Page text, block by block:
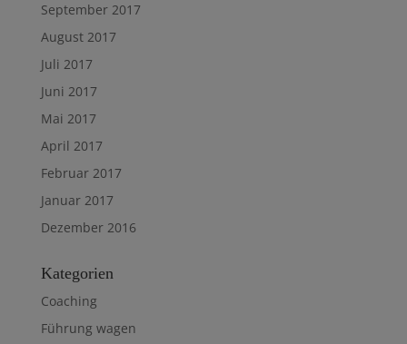
September 2017
August 2017
Juli 2017
Juni 2017
Mai 2017
April 2017
Februar 2017
Januar 2017
Dezember 2016
Kategorien
Coaching
Führung wagen